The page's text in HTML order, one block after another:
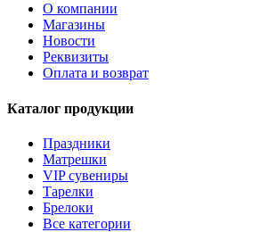
О компании
Магазины
Новости
Реквизиты
Оплата и возврат
Каталог продукции
Праздники
Матрешки
VIP сувениры
Тарелки
Брелоки
Все категории